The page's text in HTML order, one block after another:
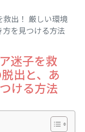
救出！ 厳しい環境
を見つける方法
迷子を救
出と、あ
ける方法